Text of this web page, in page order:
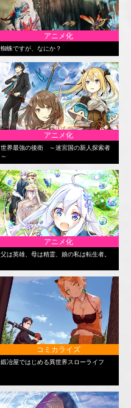
アニメ化
蜘蛛ですが、なにか？
アニメ化
世界最強の後衛 ～迷宮国の新人探索者
～
アニメ化
父は英雄、母は精霊、娘の私は転生者。
コミカライズ
鍛冶屋ではじめる異世界スローライフ